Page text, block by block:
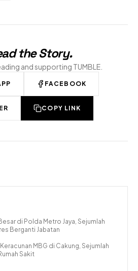
the Story.
and supporting TUMBLE.
FACEBOOK
COPY LINK
di Polda Metro Jaya, Sejumlah
Berganti Jabatan
MBG di Cakung, Sejumlah
Sakit